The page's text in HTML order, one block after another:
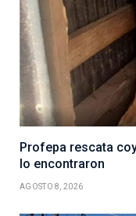
Profepa rescata
lo encontraron
AGOSTO 8, 2026